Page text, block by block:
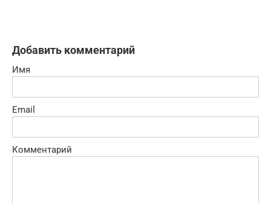
Добавить комментарий
Имя
Email
Комментарий